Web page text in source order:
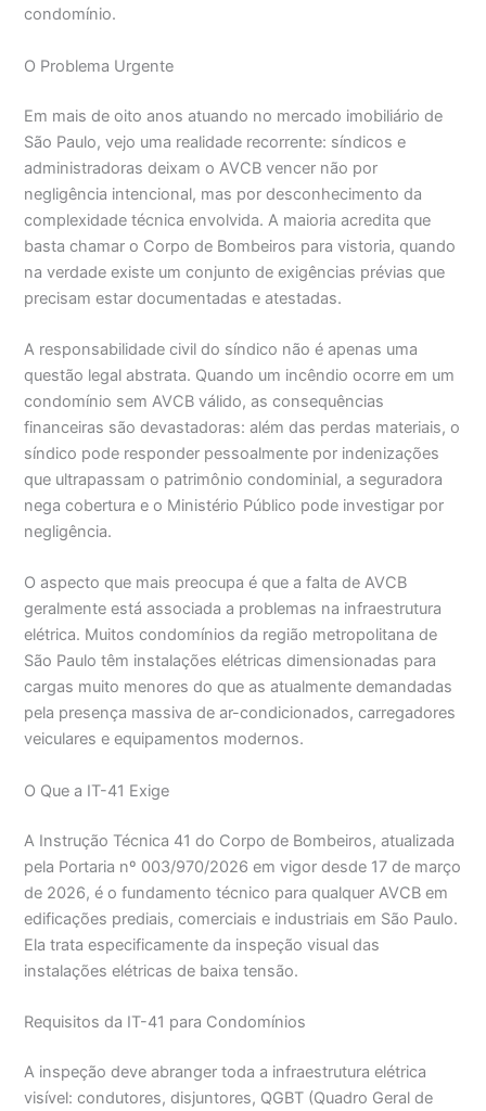
condomínio.
O Problema Urgente
Em mais de oito anos atuando no mercado imobiliário de
São Paulo, vejo uma realidade recorrente: síndicos e
administradoras deixam o AVCB vencer não por
negligência intencional, mas por desconhecimento da
complexidade técnica envolvida. A maioria acredita que
basta chamar o Corpo de Bombeiros para vistoria, quando
na verdade existe um conjunto de exigências prévias que
precisam estar documentadas e atestadas.
A responsabilidade civil do síndico não é apenas uma
questão legal abstrata. Quando um incêndio ocorre em um
condomínio sem AVCB válido, as consequências
financeiras são devastadoras: além das perdas materiais, o
síndico pode responder pessoalmente por indenizações
que ultrapassam o patrimônio condominial, a seguradora
nega cobertura e o Ministério Público pode investigar por
negligência.
O aspecto que mais preocupa é que a falta de AVCB
geralmente está associada a problemas na infraestrutura
elétrica. Muitos condomínios da região metropolitana de
São Paulo têm instalações elétricas dimensionadas para
cargas muito menores do que as atualmente demandadas
pela presença massiva de ar-condicionados, carregadores
veiculares e equipamentos modernos.
O Que a IT-41 Exige
A Instrução Técnica 41 do Corpo de Bombeiros, atualizada
pela Portaria nº 003/970/2026 em vigor desde 17 de março
de 2026, é o fundamento técnico para qualquer AVCB em
edificações prediais, comerciais e industriais em São Paulo.
Ela trata especificamente da inspeção visual das
instalações elétricas de baixa tensão.
Requisitos da IT-41 para Condomínios
A inspeção deve abranger toda a infraestrutura elétrica
visível: condutores, disjuntores, QGBT (Quadro Geral de